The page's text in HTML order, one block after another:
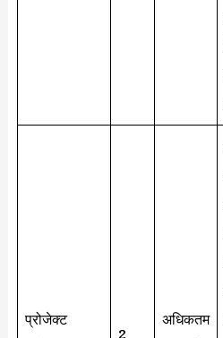
प्रोजेक्ट
2
अधिकतम